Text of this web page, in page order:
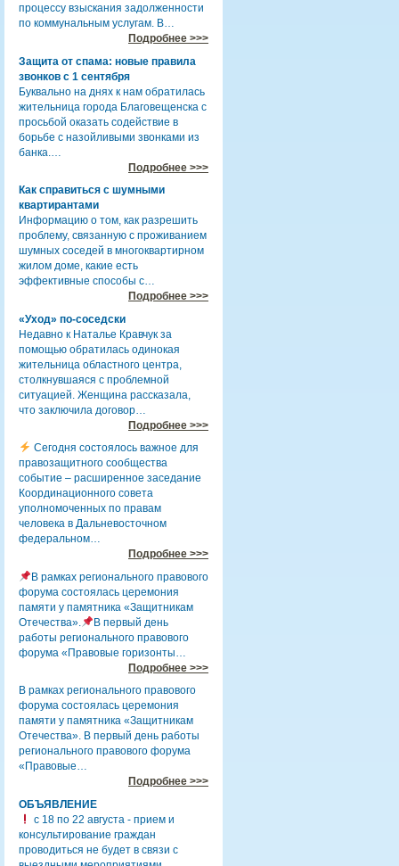
процессу взыскания задолженности
по коммунальным услугам. В…
Подробнее >>>
Защита от спама: новые правила
звонков с 1 сентября
Буквально на днях к нам обратилась
жительница города Благовещенска с
просьбой оказать содействие в
борьбе с назойливыми звонками из
банка.…
Подробнее >>>
Как справиться с шумными
квартирантами
Информацию о том, как разрешить
проблему, связанную с проживанием
шумных соседей в многоквартирном
жилом доме, какие есть
эффективные способы с…
Подробнее >>>
«Уход» по-соседски
Недавно к Наталье Кравчук за
помощью обратилась одинокая
жительница областного центра,
столкнувшаяся с проблемной
ситуацией. Женщина рассказала,
что заключила договор…
Подробнее >>>
Сегодня состоялось важное для
правозащитного сообщества
событие – расширенное заседание
Координационного совета
уполномоченных по правам
человека в Дальневосточном
федеральном…
Подробнее >>>
В рамках регионального правового
форума состоялась церемония
памяти у памятника «Защитникам
Отечества».
В первый день
работы регионального правового
форума «Правовые горизонты…
Подробнее >>>
В рамках регионального правового
форума состоялась церемония
памяти у памятника «Защитникам
Отечества». В первый день работы
регионального правового форума
«Правовые…
Подробнее >>>
ОБЪЯВЛЕНИЕ
с 18 по 22 августа - прием и
консультирование граждан
проводиться не будет в связи с